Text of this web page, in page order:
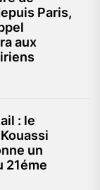
Paris,
aux
: le
un
21éme